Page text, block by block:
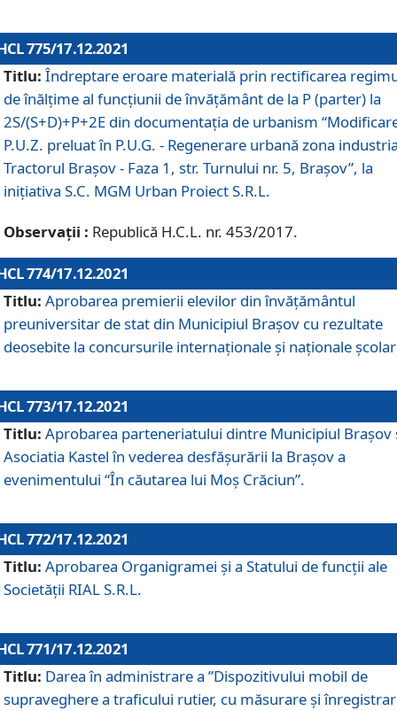
775/17.12.2021
Titlu: Îndreptare eroare materială prin rectificarea
de înălţime al funcţiunii de învăţământ de la P (parter) la
2S/(S+D)+P+2E din documentaţia de urbanism
P.U.Z. preluat în P.U.G. - Regenerare urbană zona
Tractorul Braşov - Faza 1, str. Turnului nr. 5, Braşov”, la
iniţiativa S.C. MGM Urban Proiect S.R.L.
Observații : Republică H.C.L. nr. 453/2017.
774/17.12.2021
Titlu: Aprobarea premierii elevilor din învățământul
preuniversitar de stat din Municipiul Brașov cu rezultate
deosebite la concursurile internaționale și naționale
773/17.12.2021
Titlu: Aprobarea parteneriatului dintre Municipiul Brașov
Asociatia Kastel în vederea desfăşurării la Brașov a
evenimentului “În căutarea lui Moș Crăciun”.
772/17.12.2021
Titlu: Aprobarea Organigramei şi a Statului de funcţii ale
Societăţii RIAL S.R.L.
771/17.12.2021
Titlu: Darea în administrare a ”Dispozitivului mobil de
supraveghere a traficului rutier, cu măsurare și